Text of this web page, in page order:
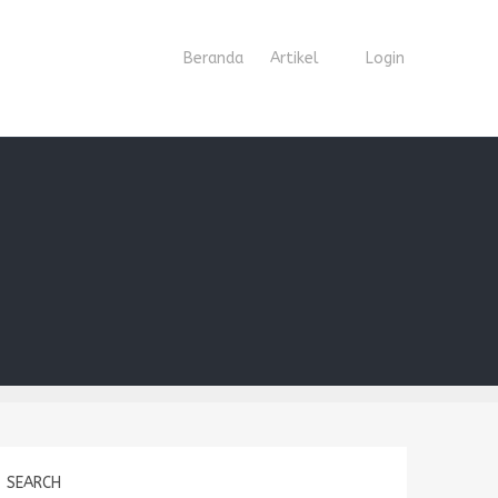
Beranda Artikel Login
SEARCH